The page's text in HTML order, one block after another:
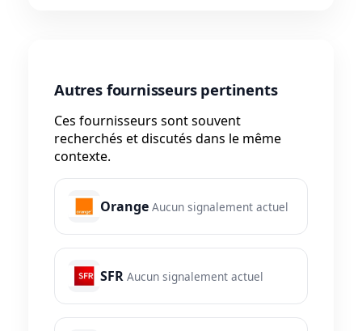
Autres fournisseurs pertinents
Ces fournisseurs sont souvent
recherchés et discutés dans le même
contexte.
Orange Aucun signalement actuel
SFR Aucun signalement actuel